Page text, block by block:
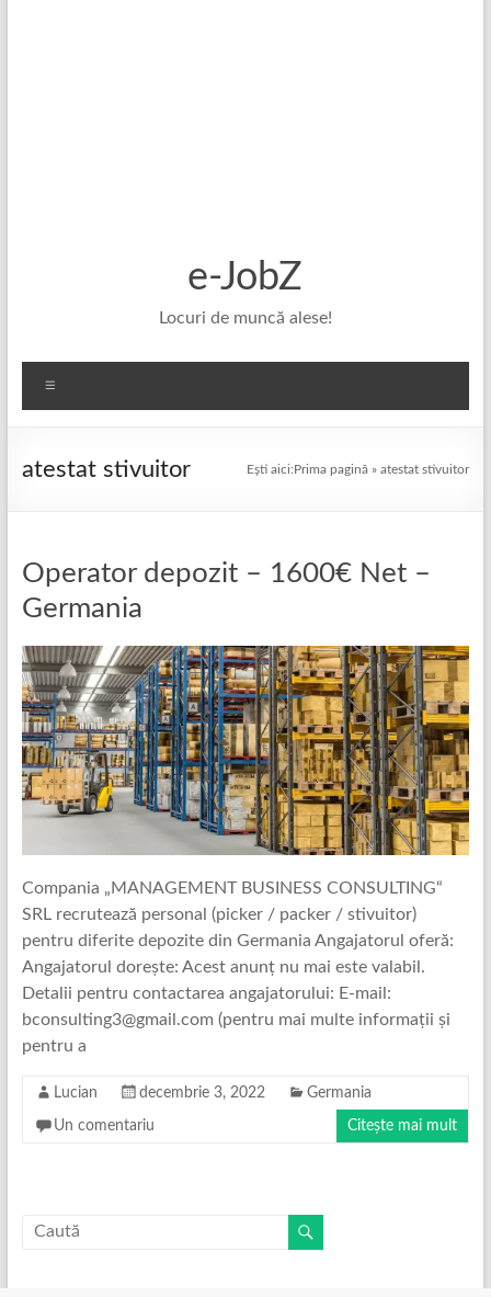
e-JobZ
Locuri de muncă alese!
atestat stivuitor Ești aici:Prima pagină »atestat stivuitor
Operator depozit – 1600€ Net –
Germania
Compania „MANAGEMENT BUSINESS CONSULTING“
SRL recrutează personal (picker / packer / stivuitor)
pentru diferite depozite din Germania Angajatorul oferă:
Angajatorul dorește: Acest anunț nu mai este valabil.
Detalii pentru contactarea angajatorului: E-mail:
bconsulting3@gmail.com (pentru mai multe informații și
pentru a
Lucian decembrie 3, 2022 Germania
Un comentariu Citește mai mult